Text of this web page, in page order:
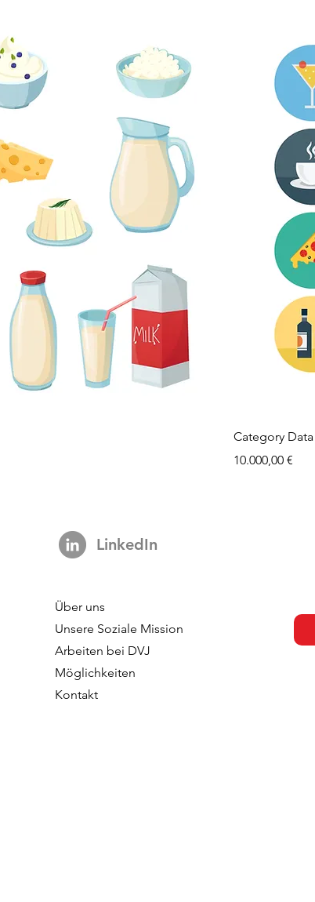
Category
Preis
10.000,00 €
LinkedIn
Über uns
Unsere Soziale Mission
Arbeiten bei DVJ
Möglichkeiten
Kontakt